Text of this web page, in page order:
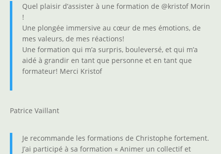
Quel plaisir d’assister à une formation de @kristof Morin
!
Une plongée immersive au cœur de mes émotions, de
mes valeurs, de mes réactions!
Une formation qui m’a surpris, bouleversé, et qui m’a
aidé à grandir en tant que personne et en tant que
formateur! Merci Kristof
Patrice Vaillant
Je recommande les formations de Christophe fortement.
J’ai participé à sa formation « Animer un collectif et